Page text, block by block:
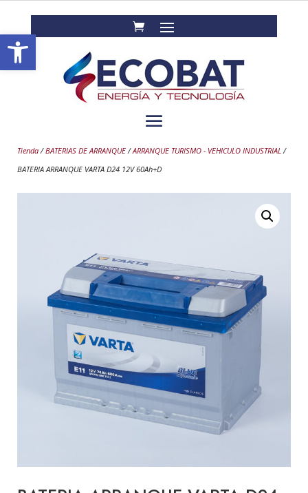
Abrir barra de herramientas
Tienda/BATERIAS DE ARRANQUE/ARRANQUE TURISMO - VEHICULO INDUSTRIAL/
BATERIA ARRANQUE VARTA D24 12V 60Ah+D